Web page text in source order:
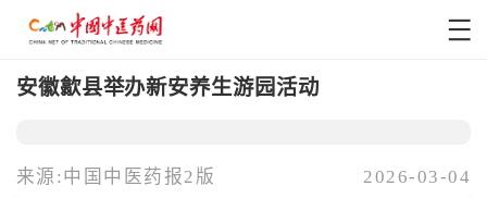
安徽歙县举办新安养生游园活动
来源:中国中医药报2版 2026-03-04